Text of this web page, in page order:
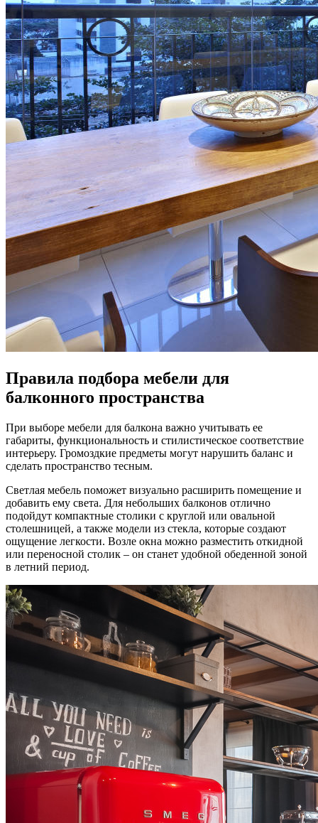
Правила подбора мебели для
балконного пространства
При выборе мебели для балкона важно учитывать ее
габариты, функциональность и стилистическое соответствие
интерьеру. Громоздкие предметы могут нарушить баланс и
сделать пространство тесным.
Светлая мебель поможет визуально расширить помещение и
добавить ему света. Для небольших балконов отлично
подойдут компактные столики с круглой или овальной
столешницей, а также модели из стекла, которые создают
ощущение легкости. Возле окна можно разместить откидной
или переносной столик – он станет удобной обеденной зоной
в летний период.